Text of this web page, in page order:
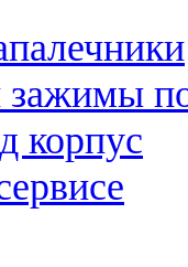
зажимы
корпус